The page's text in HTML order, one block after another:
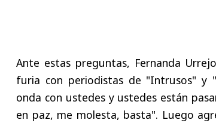
Ante estas preguntas, Fernanda
furia con periodistas de "Intrusos" y
onda con ustedes y ustedes están
en paz, me molesta, basta". Luego